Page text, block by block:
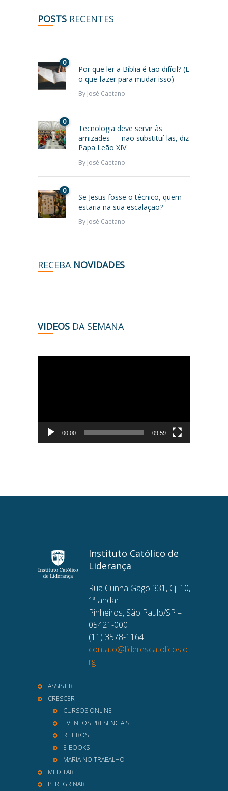
POSTS RECENTES
0
Por que ler a Bíblia é tão difícil? (E
o que fazer para mudar isso)
By José Caetano
0
Tecnologia deve servir às
amizades — não substituí-las, diz
Papa Leão XIV
By José Caetano
0
Se Jesus fosse o técnico, quem
estaria na sua escalação?
By José Caetano
RECEBA NOVIDADES
VIDEOS DA SEMANA
00:00 09:59
Instituto Católico de
Liderança
Rua Cunha Gago 331, Cj. 10,
1ª andar
Pinheiros, São Paulo/SP –
05421-000
(11) 3578-1164
contato@liderescatolicos.o
rg
ASSISTIR
CRESCER
CURSOS ONLINE
EVENTOS PRESENCIAIS
RETIROS
E-BOOKS
MARIA NO TRABALHO
MEDITAR
PEREGRINAR